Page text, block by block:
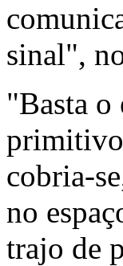
sinal",
"Basta o
primitivo
cobria-
no
trajo de